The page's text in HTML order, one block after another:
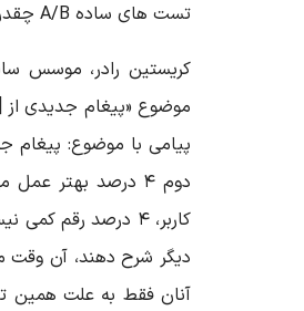
تست های ساده A/B چقدر می تواند تاثیر مستقیمی بر زندگی شما داشته باشد.
موضوع «پیغام جدیدی از
پیامی با موضوع: پیغام
آنان فقط به علت همین